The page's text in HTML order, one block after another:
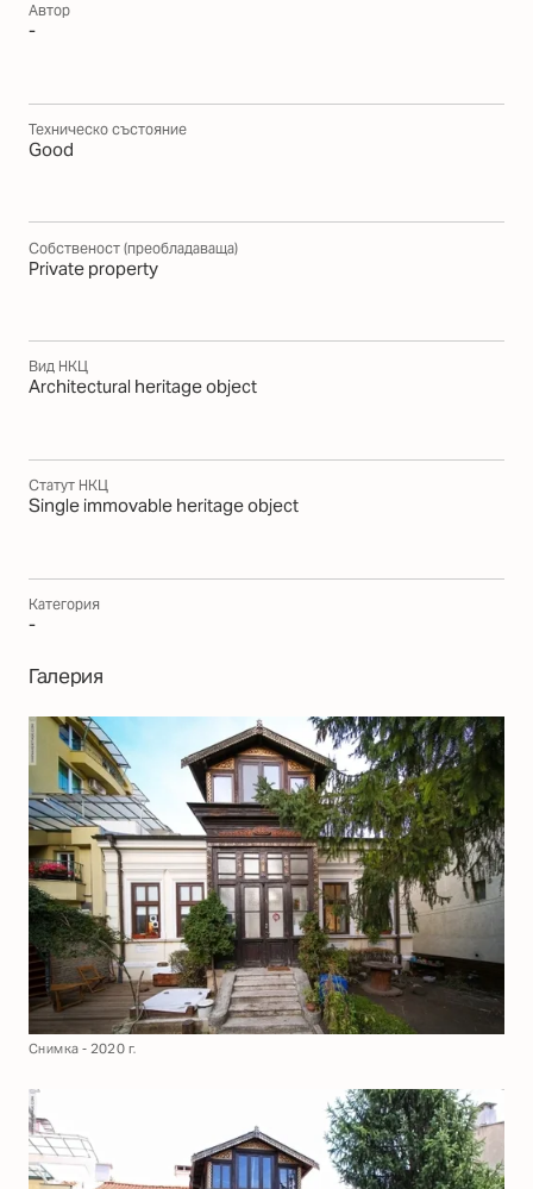
Автор
-
Техническо състояние
Good
Собственост (преобладаваща)
Private property
Вид НКЦ
Architectural heritage object
Статут НКЦ
Single immovable heritage object
Категория
-
Галерия
Снимка - 2020 г.